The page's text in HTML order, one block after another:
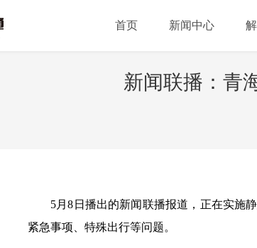
首页 新闻中心
新闻联播：青
5月8日播出的新闻联播报道，正在实施
紧急事项、特殊出行等问题。